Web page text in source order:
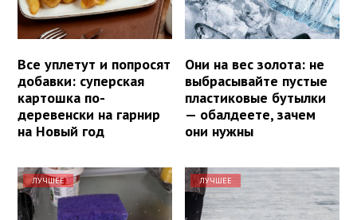
Все уплетут и попросят
добавки: суперская
картошка по-
деревенски на гарнир
на Новый год
Они на вес золота: не
выбрасывайте пустые
пластиковые бутылки
— обалдеете, зачем
они нужны
ЛУЧШЕЕ ЛУЧШЕЕ